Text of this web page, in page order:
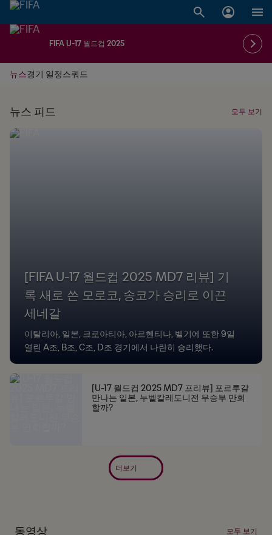
FIFA U-17 월드컵 2025
뉴스경기 일정스쿼드
뉴스 피드 모두 보기
[FIFA U-17 월드컵 2025 MD7 리뷰] 기
록 새로 쓴 모로코, 송코가 승리로 이끈
세네갈
이탈리아, 일본, 크로아티아, 아르헨티나, 벨기에 또한 9일
열린 A조, B조, C조, D조 경기에서 나란히 승리했다.
[U-17 월드컵 2025 MD7 프리뷰] 포르투갈
만나는 일본, 누벨칼레도니전 무승부 만회
할까?
더보기
동영상 모두 보기